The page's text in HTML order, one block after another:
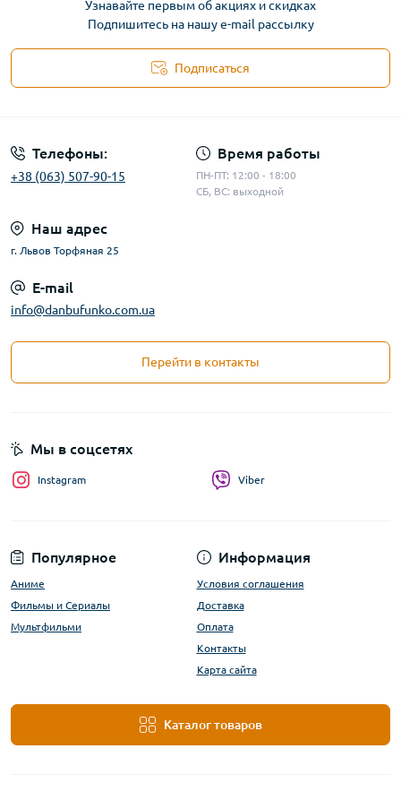
Узнавайте первым об акциях и скидках
Подпишитесь на нашу e-mail рассылку
Подписаться
Телефоны:
+38 (063) 507-90-15
Время работы
ПН-ПТ: 12:00 - 18:00
СБ, ВС: выходной
Наш адрес
г. Львов Торфяная 25
E-mail
info@danbufunko.com.ua
Перейти в контакты
Популярное
Аниме
Фильмы и Сериалы
Мультфильми
Информация
Условия соглашения
Доставка
Оплата
Контакты
Карта сайта
Каталог товаров
Мы в соцсетях
Instagram Viber